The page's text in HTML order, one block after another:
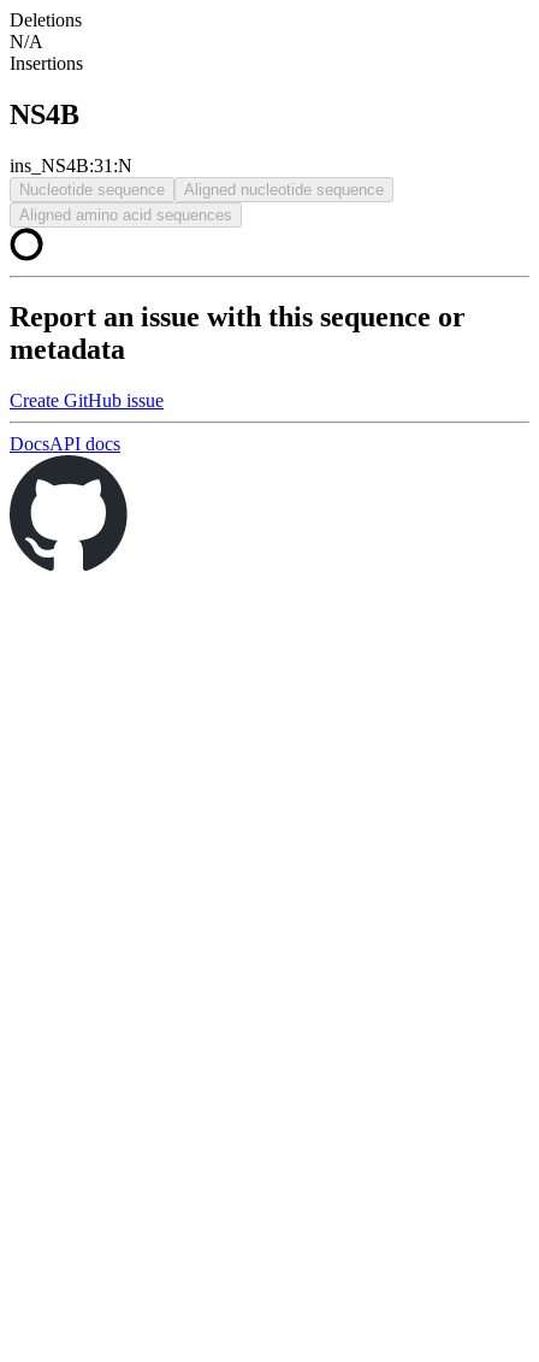
Deletions
N/A
Insertions
NS4B
ins_NS4B:31:N
Nucleotide sequence
Aligned nucleotide sequence
Aligned amino acid sequences
Report an issue with this sequence or
metadata
Create GitHub issue
DocsAPI docs